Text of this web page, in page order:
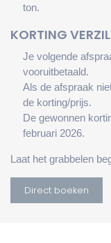
ton.
KORTING
Je volgende
vooruitbetaald.
Als de afspraak
de korting/prijs.
De gewonnen
februari 2026.
Laat het grabbelen
Direct boeken